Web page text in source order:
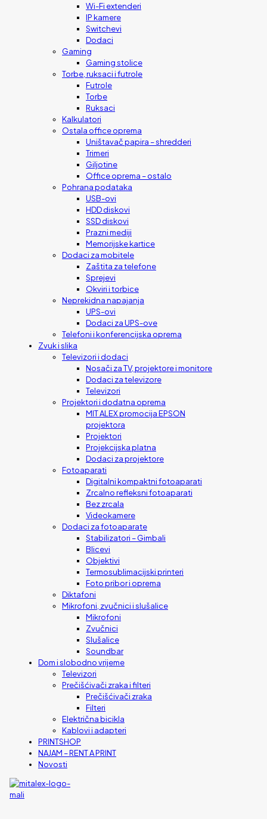
Wi-Fi extenderi
IP kamere
Switchevi
Dodaci
Gaming
Gaming stolice
Torbe, ruksaci i futrole
Futrole
Torbe
Ruksaci
Kalkulatori
Ostala office oprema
Uništavač papira – shredderi
Trimeri
Giljotine
Office oprema – ostalo
Pohrana podataka
USB-ovi
HDD diskovi
SSD diskovi
Prazni mediji
Memorijske kartice
Dodaci za mobitele
Zaštita za telefone
Sprejevi
Okviri i torbice
Neprekidna napajanja
UPS-ovi
Dodaci za UPS-ove
Telefoni i konferencijska oprema
Zvuk i slika
Televizori i dodaci
Nosači za TV, projektore i monitore
Dodaci za televizore
Televizori
Projektori i dodatna oprema
MIT ALEX promocija EPSON
projektora
Projektori
Projekcijska platna
Dodaci za projektore
Fotoaparati
Digitalni kompaktni fotoaparati
Zrcalno refleksni fotoaparati
Bez zrcala
Videokamere
Dodaci za fotoaparate
Stabilizatori – Gimbali
Blicevi
Objektivi
Termosublimacijski printeri
Foto pribor i oprema
Diktafoni
Mikrofoni, zvučnici i slušalice
Mikrofoni
Zvučnici
Slušalice
Soundbar
Dom i slobodno vrijeme
Televizori
Prečišćivači zraka i filteri
Prečišćivači zraka
Filteri
Električna bicikla
Kablovi i adapteri
PRINTSHOP
NAJAM – RENT A PRINT
Novosti